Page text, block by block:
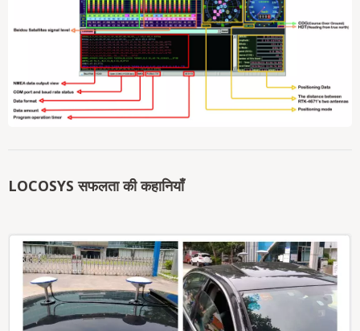
LOCOSYS सफलता की कहानियाँ